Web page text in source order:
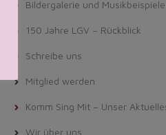
Bildergalerie und Musikbeispiele
150 Jahre LGV – Rückblick
Schreibe uns
Mitglied werden
Komm Sing Mit – Unser
Wir über uns